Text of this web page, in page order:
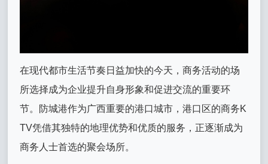
在现代都市生活节奏日益加快的今天，商务活动的场
所选择成为企业提升自身形象和促进交流的重要环
节。防城港作为广西重要的港口城市，港口区的商务K
TV凭借其独特的地理优势和优质的服务，正逐渐成为
商务人士首选的聚会场所。